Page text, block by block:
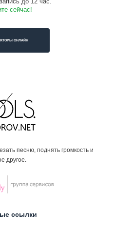
сейчас!
ОНЛАЙН
песню, поднять громкость и
другое.
ссылки